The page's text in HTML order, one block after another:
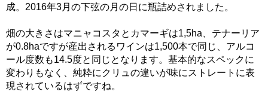
成。2016年3月の下弦の月の日に瓶詰めされました。
畑の大きさはマニャコスタとカマーギは1,5ha、テナーリア
が0.8haですが産出されるワインは1,500本で同じ、アルコ
ール度数も14.5度と同じとなります。基本的なスペックに
変わりもなく、純粋にクリュの違いが味にストレートに表
現されているはずですね。